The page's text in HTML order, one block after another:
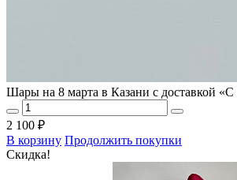
Шары на 8 марта в Казани с доставкой
2 100 ₽
В корзину Продолжить покупки
Скидка!